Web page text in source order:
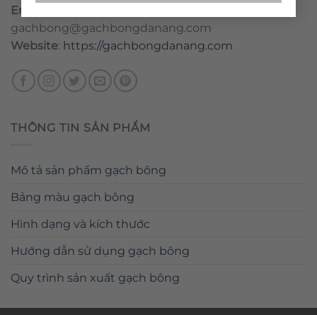
Email
gachbong@gachbongdanang.com
Website: https://gachbongdanang.com
THÔNG TIN SẢN PHẨM
Mô tả sản phẩm gạch bông
Bảng màu gạch bông
Hình dạng và kích thước
Hướng dẫn sử dụng gạch bông
Quy trình sản xuất gạch bông